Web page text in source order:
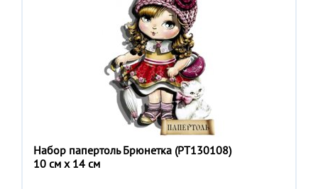
Набор папертоль Брюнетка (РТ130108)
10 см x 14 см